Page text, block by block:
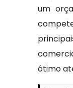
um
ótimo